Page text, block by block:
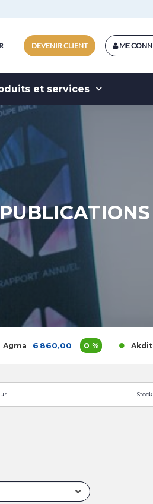
ME
DEVENIR CLIENT
et services
6 860,00 0 % Akdital 1